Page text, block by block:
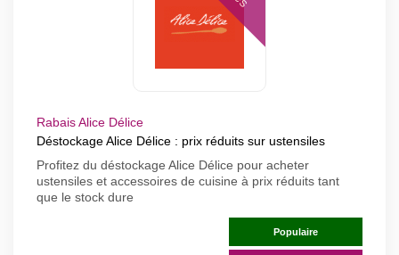
Rabais Alice Délice
Déstockage Alice Délice : prix réduits sur ustensiles
Profitez du déstockage Alice Délice pour acheter
ustensiles et accessoires de cuisine à prix réduits tant
que le stock dure
Populaire